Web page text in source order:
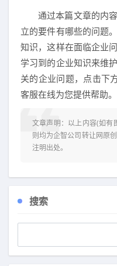
通过本篇文章的内
立的要件有哪些的问题
知识，这样在面临企业
学习到的企业知识来维
关的企业问题，点击下
客服在线为您提供帮助。
文章声明：以上内容(如有
则均为企智公司转让网原
注明出处。
搜索